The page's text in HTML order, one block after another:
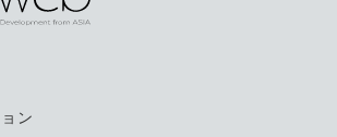
ン